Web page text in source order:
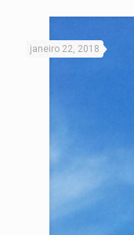
janeiro 22, 2018